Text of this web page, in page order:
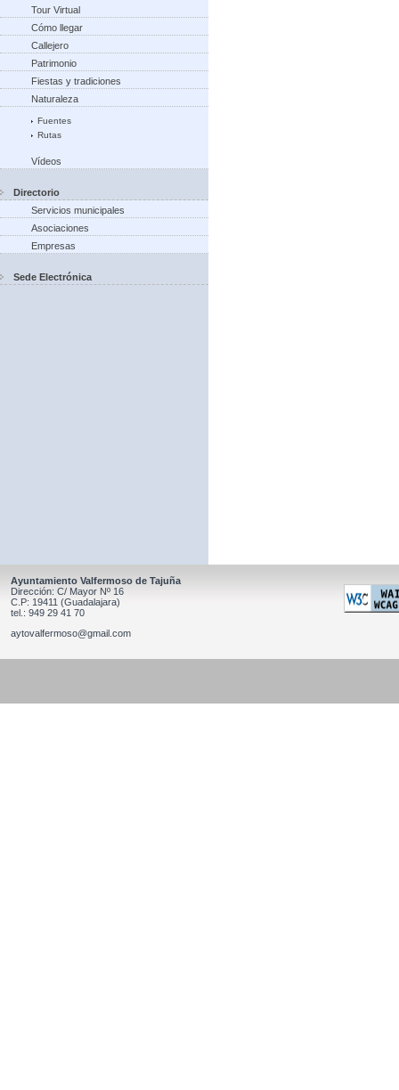
Tour Virtual
Cómo llegar
Callejero
Patrimonio
Fiestas y tradiciones
Naturaleza
Fuentes
Rutas
Vídeos
Directorio
Servicios municipales
Asociaciones
Empresas
Sede Electrónica
Ayuntamiento Valfermoso de Tajuña
Dirección: C/ Mayor Nº 16
C.P: 19411 (Guadalajara)
tel.: 949 29 41 70
aytovalfermoso@gmail.com